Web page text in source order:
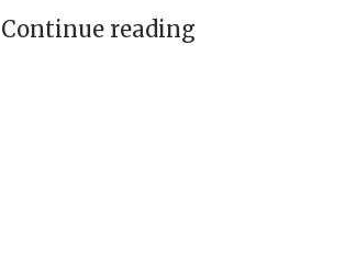
Continue reading